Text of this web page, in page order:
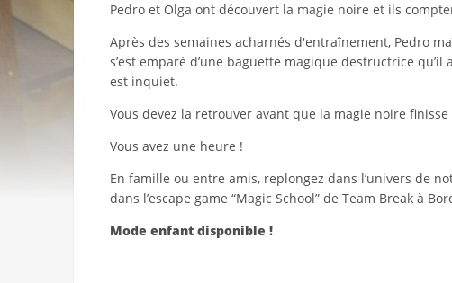
Pedro et Olga ont découvert la magie noire et ils
Après des semaines acharnés d'entraînement, Pedro
s’est emparé d’une baguette magique destructrice
est inquiet.
Vous devez la retrouver avant que la magie noire
Vous avez une heure !
En famille ou entre amis, replongez dans l’univers de
dans l’escape game “Magic School” de Team Break à
Mode enfant disponible !